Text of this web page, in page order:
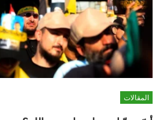
المقالات